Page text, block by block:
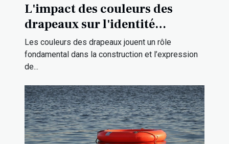
L'impact des couleurs des
drapeaux sur l'identité
culturelle
Les couleurs des drapeaux jouent un rôle
fondamental dans la construction et l’expression
de...